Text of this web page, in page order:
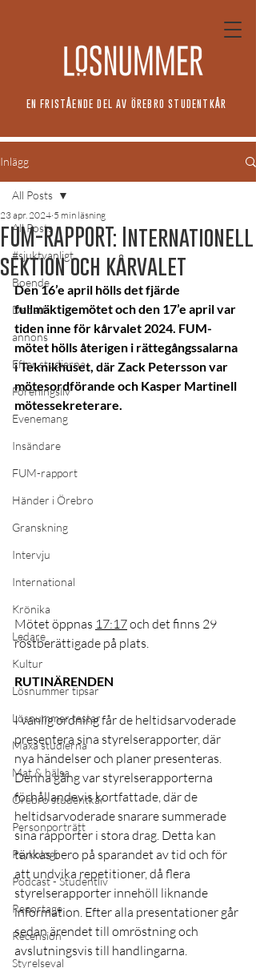
EN FRISTÅENDE DEL AV ÖREBRO STUDENTKÅR
Inlägg
All Posts
#sjuktvanligt
Boende
Debatt
annons
Efter studierna
Föreningsliv
Evenemang
Insändare
FUM-rapport
Händer i Örebro
Granskning
Intervju
International
Krönika
Ledare
Kultur
Lösnummer tipsar
Lösnummer testar
Maxa studierna
Mat & hälsa
Örebro studentkår
Personporträtt
Psykologi
Podcast - Studentliv
Reportage
Recension
Styrelseval
All Posts
FUM-RAPPORT: Internationell
sektion och kårvalet
23 apr. 2024 5 min läsning
Den 16’e april hölls det fjärde
fullmäktigemötet och den 17’e april var
tiden inne för kårvalet 2024. FUM-
mötet hölls återigen i rättegångssalarna
i Teknikhuset, där Zack Petersson var
mötesordförande och Kasper Martinell
mötessekreterare.
Mötet öppnas 17:17 och det finns 29
röstberättigade på plats.
RUTINÄRENDEN
I vanlig ordning får de heltidsarvoderade
presentera sina styrelserapporter, där
nya händelser och planer presenteras.
Denna gång var styrelserapporterna
förhållandevis kortfattade, där de
heltidsarvoderade snarare summerade
sina rapporter i stora drag. Detta kan
tänkas bero på sparandet av tid och för
att undvika repetitioner, då flera
styrelserapporter innehöll liknande
information. Efter alla presentationer går
sedan ärendet till omröstning och
avslutningsvis till handlingarna.